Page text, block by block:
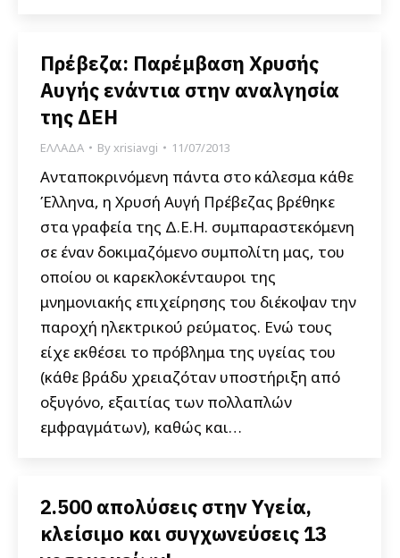
Πρέβεζα: Παρέμβαση Χρυσής
Αυγής ενάντια στην αναλγησία
της ΔΕΗ
ΕΛΛΑΔΑ Byxrisiavgi 11/07/2013
Ανταποκρινόμενη πάντα στο κάλεσμα κάθε
Έλληνα, η Χρυσή Αυγή Πρέβεζας βρέθηκε
στα γραφεία της Δ.Ε.Η. συμπαραστεκόμενη
σε έναν δοκιμαζόμενο συμπολίτη μας, του
οποίου οι καρεκλοκένταυροι της
μνημονιακής επιχείρησης του διέκοψαν την
παροχή ηλεκτρικού ρεύματος. Ενώ τους
είχε εκθέσει το πρόβλημα της υγείας του
(κάθε βράδυ χρειαζόταν υποστήριξη από
οξυγόνο, εξαιτίας των πολλαπλών
εμφραγμάτων), καθώς και…
2.500 απολύσεις στην Υγεία,
κλείσιμο και συγχωνεύσεις 13